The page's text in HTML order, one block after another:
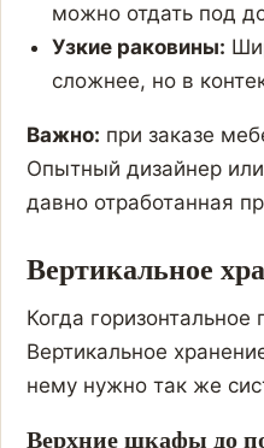
можно отдать под
Узкие раковины:
сложнее, но в
Важно: при заказе
Опытный дизайнер
давно отработанная
Вертикальное
Когда
Вертикальное
нему нужно так же
Верхние шкафы до